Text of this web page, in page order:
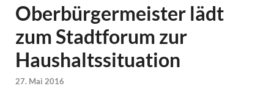
Oberbürgermeister lädt
zum Stadtforum zur
Haushaltssituation
27. Mai 2016